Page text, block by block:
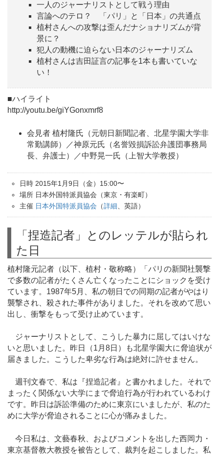
一人のジャーナリストとして戦う理由
言論へのテロ？ 「パリ」と「日本」の共通点
植村さんへの攻撃は歪んだナショナリズムが背
景に？
犯人の動機に迫らない日本のジャーナリズム
植村さんは吉田証言の記事を1本も書いていな
い！
■ハイライト
http://youtu.be/giYGonxmrf8
会見者 植村隆氏（元朝日新聞記者、北星学園大学非
常勤講師）／神原元氏（名誉毀損訴訟弁護団事務局
長、弁護士）／中野晃一氏（上智大学教授）
日時 2015年1月9日（金）15:00〜
場所 日本外国特派員協会（東京・有楽町）
主催 日本外国特派員協会 （詳細 、英語）
「捏造記者」とのレッテルが貼られ
た日
植村隆元記者（以下、植村・敬称略）「パリの新聞社襲撃
で多数の記者がたくさん亡くなったことにショックを受け
ています。1987年5月、私の朝日での同期の記者がやはり
襲撃され、殺された事件がありました。それを改めて思い
出し、衝撃をもって受け止めています。
ジャーナリストとして、こうした暴力に屈してはいけな
いと思いました。昨日（1月8日）も北星学園大に脅迫状が
届きました。こうした卑劣な行為は絶対に許せません。
週刊文春で、私は『捏造記者』と書かれました。それで
まったく関係ない大学にまで脅迫行為が行われているわけ
です。昨日は訴訟準備のために東京にいましたが、私のた
めに大学が脅迫されることに心が痛みました。
今日私は、文藝春秋、およびコメントを出した西岡力・
東京基督教大教授を被告として、裁判を起こしました。私